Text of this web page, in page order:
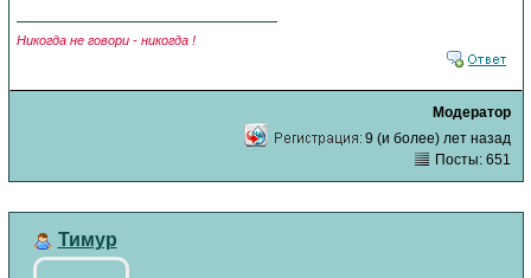
Никогда не говори - никогда !
Модератор
9 (и более) лет назад
Посты: 651
Тимур